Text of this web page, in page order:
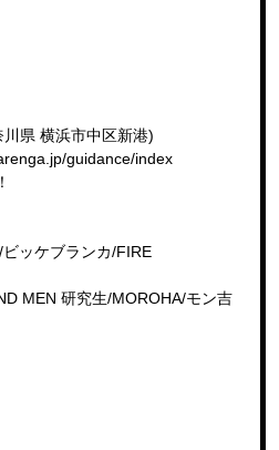
県 横浜市中区新港)
guidance/index
ッケブランカ/FIRE
MEN 研究生/MOROHA/モン吉